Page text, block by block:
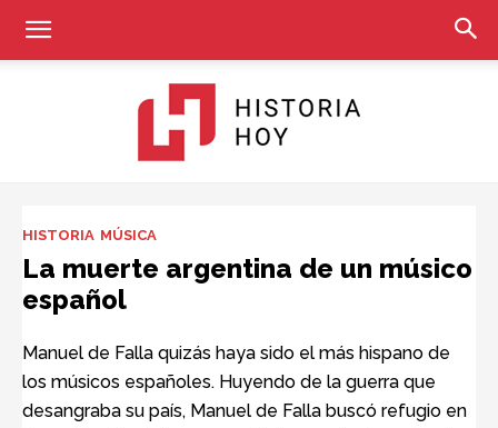
HISTORIA MÚSICA
La muerte argentina de un músico
español
Manuel de Falla quizás haya sido el más hispano de
los músicos españoles. Huyendo de la guerra que
desangraba su país, Manuel de Falla buscó refugio en